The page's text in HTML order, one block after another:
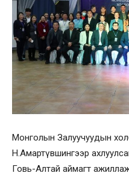
Монголын Залуучуудын
Н.Амартүвшингээр
Говь-Алтай аймагт